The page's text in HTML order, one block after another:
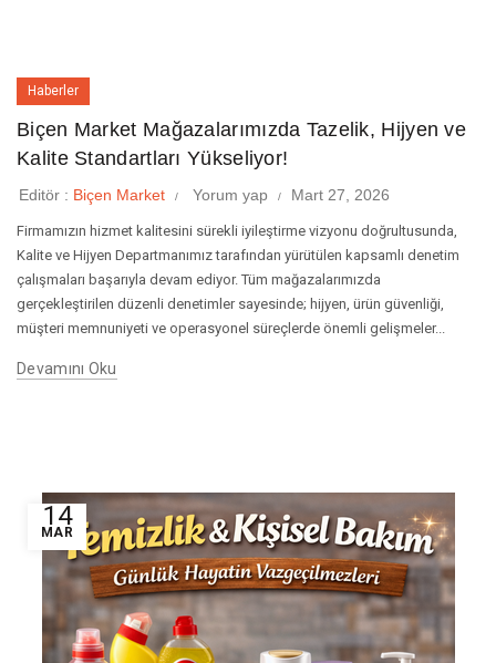
Haberler
Biçen Market Mağazalarımızda Tazelik, Hijyen ve
Kalite Standartları Yükseliyor!
Editör : Biçen Market Yorum yap Mart 27, 2026
Firmamızın hizmet kalitesini sürekli iyileştirme vizyonu doğrultusunda,
Kalite ve Hijyen Departmanımız tarafından yürütülen kapsamlı denetim
çalışmaları başarıyla devam ediyor. Tüm mağazalarımızda
gerçekleştirilen düzenli denetimler sayesinde; hijyen, ürün güvenliği,
müşteri memnuniyeti ve operasyonel süreçlerde önemli gelişmeler...
Devamını Oku
14
MAR